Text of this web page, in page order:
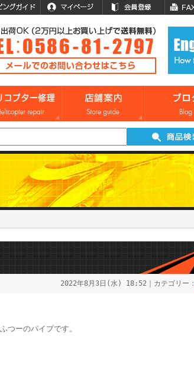
2022年8月3日(水) 18:52｜カテゴリー：
つーのパイプです。